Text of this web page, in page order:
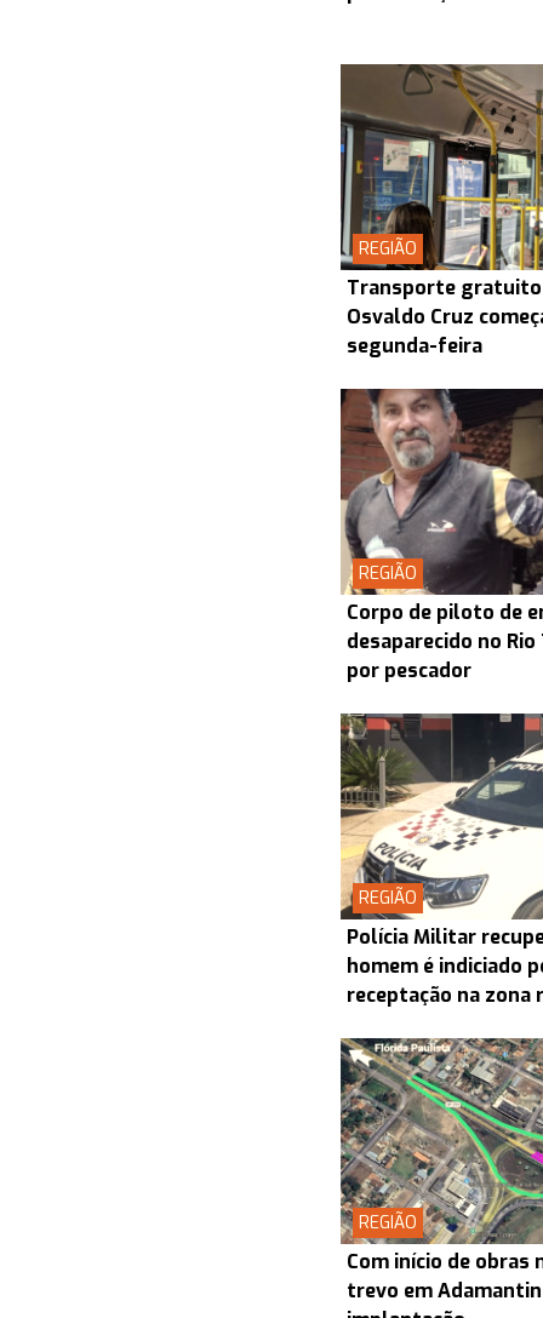
REGIÃO
Transporte
Osvaldo Cruz
segunda-feira
REGIÃO
Corpo de piloto de
desaparecido no
por pescador
REGIÃO
Polícia Militar
homem é indiciado
receptação na zona
REGIÃO
Com início de obras
trevo em